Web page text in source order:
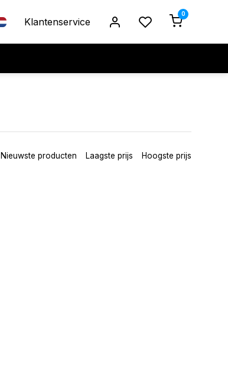
Klantenservice
0
Nieuwste producten Laagste prijs Hoogste prijs